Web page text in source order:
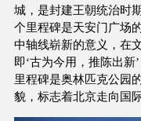
城，是封建王朝统治时
个里程碑是天安门广场
中轴线崭新的意义，在
即‘古为今用，推陈出
里程碑是奥林匹克公园
貌，标志着北京走向国